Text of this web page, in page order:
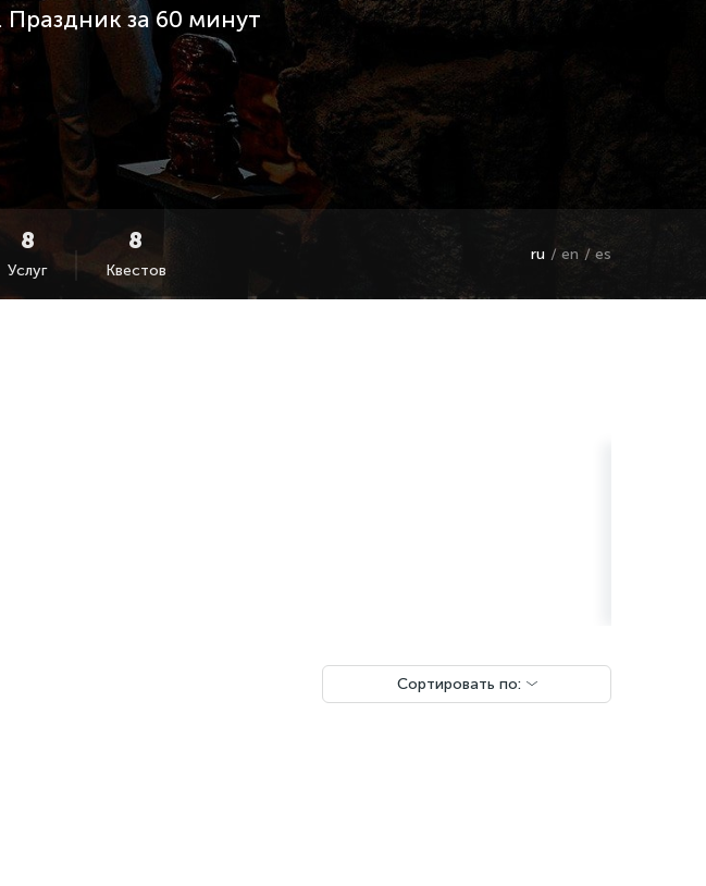
за 60 минут
Услуг Квестов
ru en es
Сортировать по: